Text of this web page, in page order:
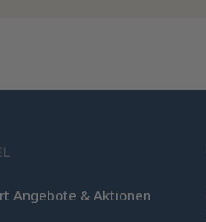
Angebote & Aktionen